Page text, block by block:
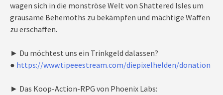
wagen sich in die monströse Welt von Shattered Isles um
grausame Behemoths zu bekämpfen und mächtige Waffen
zu erschaffen.
► Du möchtest uns ein Trinkgeld dalassen?
● https://www.tipeeestream.com/diepixelhelden/donation
► Das Koop-Action-RPG von Phoenix Labs: